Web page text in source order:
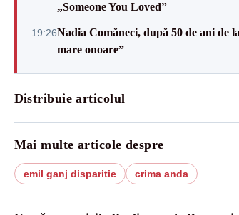
„Someone You Loved”
19:26Nadia Comăneci, după 50 de ani de
mare onoare”
Distribuie articolul
Mai multe articole despre
emil ganj disparitie crima anda